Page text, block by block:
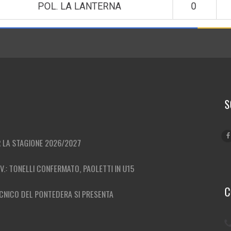
POL. LA LANTERNA 0
LA STAGIONE 2026/2027
TONELLI CONFERMATO, PAOLETTI IN U15
DEL PONTEDERA SI PRESENTA